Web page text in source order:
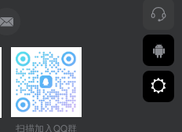
扫描加入QQ群